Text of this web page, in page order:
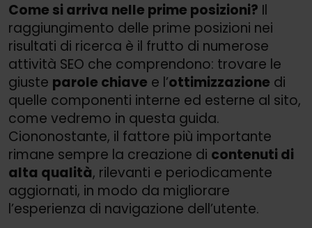
Come si arriva nelle prime posizioni? Il
raggiungimento delle prime posizioni nei
risultati di ricerca è il frutto di numerose
attività SEO che comprendono: trovare le
giuste parole chiave e l’ottimizzazione di
quelle componenti interne ed esterne al sito,
come vedremo in questa guida.
Ciononostante, il fattore più importante
rimane sempre la creazione di contenuti di
alta qualità, rilevanti e periodicamente
aggiornati, in modo da migliorare
l’esperienza di navigazione dell’utente.